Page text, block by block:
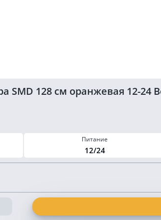
SMD 128 см оранжевая 12-24
Питание
12/24